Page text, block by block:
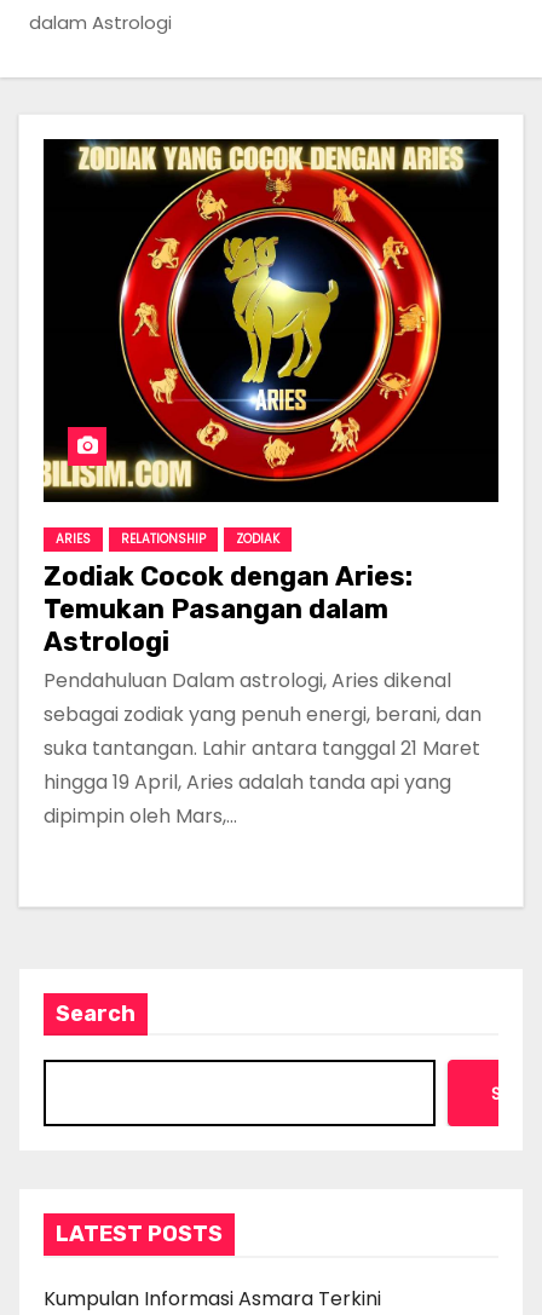
dalam Astrologi
ARIES RELATIONSHIP ZODIAK
Zodiak Cocok dengan Aries:
Temukan Pasangan dalam
Astrologi
Pendahuluan Dalam astrologi, Aries dikenal
sebagai zodiak yang penuh energi, berani, dan
suka tantangan. Lahir antara tanggal 21 Maret
hingga 19 April, Aries adalah tanda api yang
dipimpin oleh Mars,…
Search
LATEST POSTS
Kumpulan Informasi Asmara Terkini